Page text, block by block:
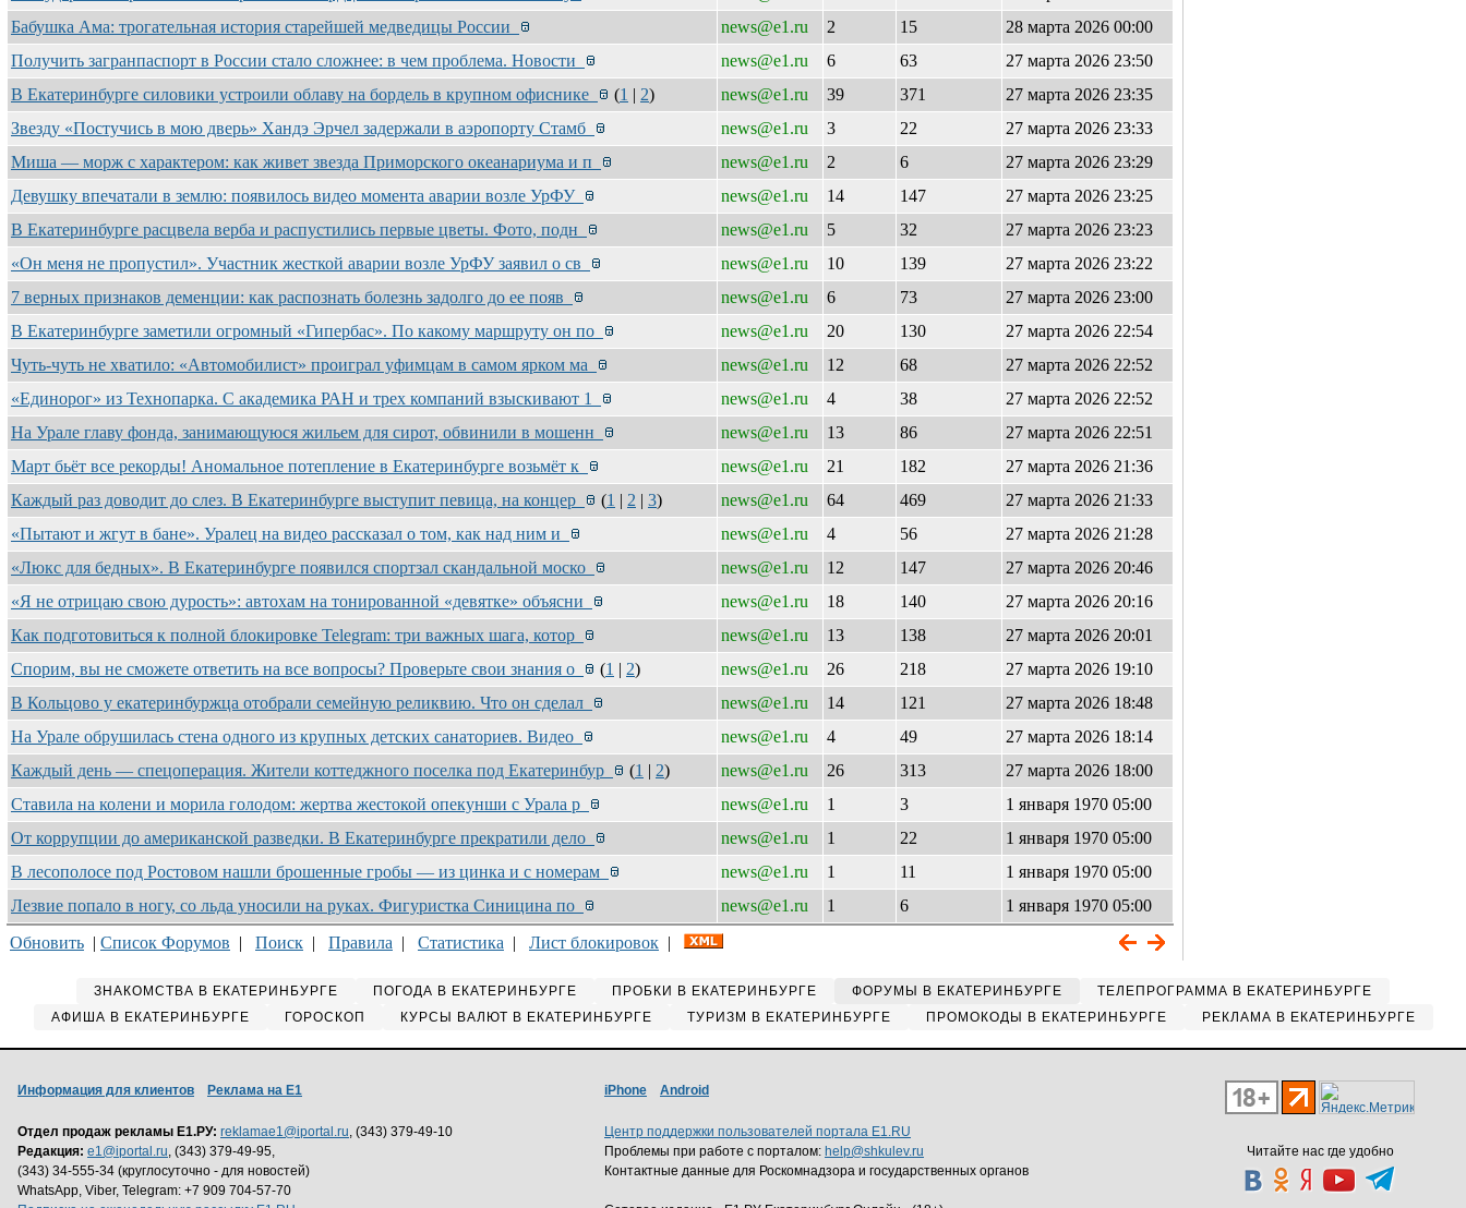
Бабушка Ама: трогательная история старейшей медведицы России
news@e1.ru 2 15
28 марта 2026 00:00
Получить загранпаспорт в России стало сложнее: в чем проблема. Новости
news@e1.ru 6 63
27 марта 2026 23:50
В Екатеринбурге силовики устроили облаву на бордель в крупном офиснике
(1 | 2) news@e1.ru 39 371
27 марта 2026 23:35
Звезду «Постучись в мою дверь» Хандэ Эрчел задержали в аэропорту Стамб
news@e1.ru 3 22
27 марта 2026 23:33
Миша — морж с характером: как живет звезда Приморского океанариума и п
news@e1.ru 2 6
27 марта 2026 23:29
Девушку впечатали в землю: появилось видео момента аварии возле УрФУ
news@e1.ru 14 147
27 марта 2026 23:25
В Екатеринбурге расцвела верба и распустились первые цветы. Фото, подн
news@e1.ru 5 32
27 марта 2026 23:23
«Он меня не пропустил». Участник жесткой аварии возле УрФУ заявил о св
news@e1.ru 10 139
27 марта 2026 23:22
7 верных признаков деменции: как распознать болезнь задолго до ее появ
news@e1.ru 6 73
27 марта 2026 23:00
В Екатеринбурге заметили огромный «Гипербас». По какому маршруту он по
news@e1.ru 20 130
27 марта 2026 22:54
Чуть-чуть не хватило: «Автомобилист» проиграл уфимцам в самом ярком ма
news@e1.ru 12 68
27 марта 2026 22:52
«Единорог» из Технопарка. С академика РАН и трех компаний взыскивают 1
news@e1.ru 4 38
27 марта 2026 22:52
На Урале главу фонда, занимающуюся жильем для сирот, обвинили в мошенн
news@e1.ru 13 86
27 марта 2026 22:51
Март бьёт все рекорды! Аномальное потепление в Екатеринбурге возьмёт к
news@e1.ru 21 182
27 марта 2026 21:36
Каждый раз доводит до слез. В Екатеринбурге выступит певица, на концер
(1 | 2 | 3) news@e1.ru 64 469
27 марта 2026 21:33
«Пытают и жгут в бане». Уралец на видео рассказал о том, как над ним и
news@e1.ru 4 56
27 марта 2026 21:28
«Люкс для бедных». В Екатеринбурге появился спортзал скандальной моско
news@e1.ru 12 147
27 марта 2026 20:46
«Я не отрицаю свою дурость»: автохам на тонированной «девятке» объясни
news@e1.ru 18 140
27 марта 2026 20:16
Как подготовиться к полной блокировке Telegram: три важных шага, котор
news@e1.ru 13 138
27 марта 2026 20:01
Спорим, вы не сможете ответить на все вопросы? Проверьте свои знания о
(1 | 2) news@e1.ru 26 218
27 марта 2026 19:10
В Кольцово у екатеринбуржца отобрали семейную реликвию. Что он сделал
news@e1.ru 14 121
27 марта 2026 18:48
На Урале обрушилась стена одного из крупных детских санаториев. Видео
news@e1.ru 4 49
27 марта 2026 18:14
Каждый день — спецоперация. Жители коттеджного поселка под Екатеринбур
(1 | 2) news@e1.ru 26 313
27 марта 2026 18:00
Ставила на колени и морила голодом: жертва жестокой опекунши с Урала р
news@e1.ru 1 3
1 января 1970 05:00
От коррупции до американской разведки. В Екатеринбурге прекратили дело
news@e1.ru 1 22
1 января 1970 05:00
В лесополосе под Ростовом нашли брошенные гробы — из цинка и с номерам
news@e1.ru 1 11
1 января 1970 05:00
Лезвие попало в ногу, со льда уносили на руках. Фигуристка Синицина по
news@e1.ru 1 6
1 января 1970 05:00
Обновить | Список Форумов | Поиск | Правила | Статистика | Лист блокировок |
ЗНАКОМСТВА В ЕКАТЕРИНБУРГЕ ПОГОДА В ЕКАТЕРИНБУРГЕ ПРОБКИ В ЕКАТЕРИНБУРГЕ ФОРУМЫ В ЕКАТЕРИНБУРГЕ
ТЕЛЕПРОГРАММА В ЕКАТЕРИНБУРГЕ
АФИША В ЕКАТЕРИНБУРГЕ
ГОРОСКОП КУРСЫ ВАЛЮТ В ЕКАТЕРИНБУРГЕ ТУРИЗМ В ЕКАТЕРИНБУРГЕ ПРОМОКОДЫ В ЕКАТЕРИНБУРГЕ РЕКЛАМА В ЕКАТЕРИНБУРГЕ
Читайте нас где удобно
Информация для клиентов Реклама на Е1
Отдел продаж рекламы Е1.РУ: reklamae1@iportal.ru, (343) 379-49-10
Редакция: e1@iportal.ru, (343) 379-49-95,
(343) 34-555-34 (круглосуточно - для новостей)
WhatsApp, Viber, Telegram: +7 909 704-57-70
iPhone Android
Центр поддержки пользователей портала E1.RU
Проблемы при работе с порталом: help@shkulev.ru
Контактные данные для Роскомнадзора и государственных органов